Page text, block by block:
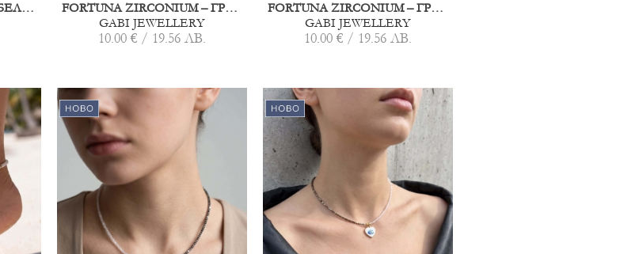
FORTUNA DUAL GLOW БЕЛИ МЪНИСТА
FORTUNA ZIRCONIUM – ГРИВНА ЗА ГЛЕЗЕН БЕЖОВА
GABI JEWELLERY
10.00 € / 19.56 ЛВ.
FORTUNA ZIRCONIUM – ГРИВНА ЗА ГЛЕЗЕН СИВА
GABI JEWELLERY
10.00 € / 19.56 ЛВ.